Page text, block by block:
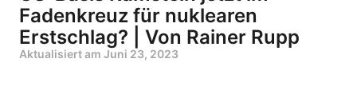
Fadenkreuz für nuklearen
Erstschlag? | Von Rainer Rupp
Aktualisiert am Juni 23, 2023